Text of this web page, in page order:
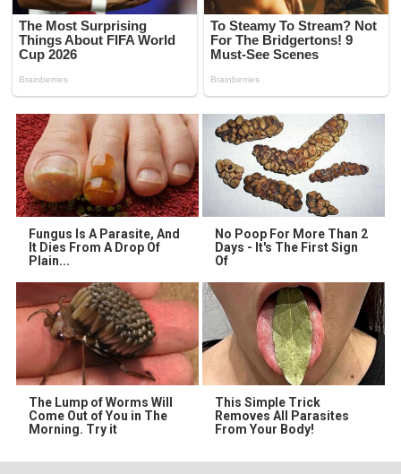
Fungus Is A Parasite, And
It Dies From A Drop Of
Plain...
No Poop For More Than 2
Days - It's The First Sign
Of
The Lump of Worms Will
Come Out of You in The
Morning. Try it
This Simple Trick
Removes All Parasites
From Your Body!